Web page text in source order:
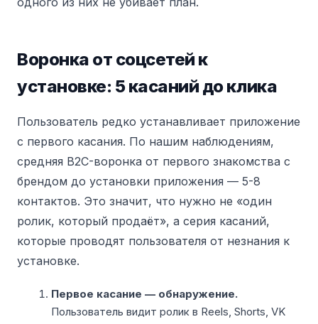
Воронка от соцсетей к
установке: 5 касаний до клика
Пользователь редко устанавливает приложение
с первого касания. По нашим наблюдениям,
средняя B2C-воронка от первого знакомства с
брендом до установки приложения — 5-8
контактов. Это значит, что нужно не «один
ролик, который продаёт», а серия касаний,
которые проводят пользователя от незнания к
установке.
Первое касание — обнаружение.
Пользователь видит ролик в Reels, Shorts, VK